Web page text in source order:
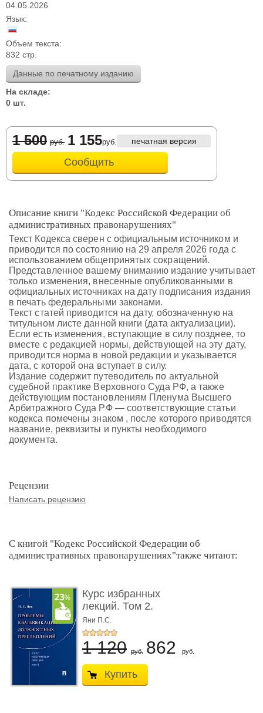
04.05.2026
Язык:
Объем текста:
832 стр.
Данные по печатному изданию
На складе:
0 шт.
1 500 руб. 1 155руб. печатная версия
Сообщить
Описание книги "Кодекс Российской Федерации об
административных правонарушениях"
Текст Кодекса сверен с официальным источником и
приводится по состоянию на 29 апреля 2026 года с
использованием общепринятых сокращений.
Представленное вашему вниманию издание учитывает
только изменения, внесенные опубликованными в
официальных источниках на дату подписания издания
в печать федеральными законами.
Текст статей приводится на дату, обозначенную на
титульном листе данной книги (дата актуализации).
Если есть изменения, вступающие в силу позднее, то
вместе с редакцией нормы, действующей на эту дату,
приводится норма в новой редакции и указывается
дата, с которой она вступает в силу.
Издание содержит путеводитель по актуальной
судебной практике Верховного Суда РФ, а также
действующим постановлениям Пленума Высшего
Арбитражного Суда РФ — соответствующие статьи
кодекса помечены знаком , после которого приводятся
название, реквизиты и пункты необходимого
документа.
Рецензии
Написать рецензию
С книгой "Кодекс Российской Федерации об
административных правонарушениях"также читают:
Курс избранных
лекций. Том 2.
Проблемы квалифик ...
Яни П.С.
1 120 руб. 862 руб.
Купить